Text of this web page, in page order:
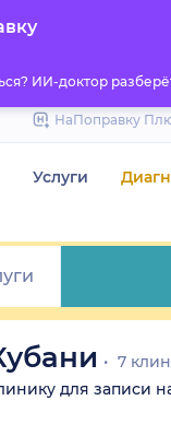
ИИ-доктор
НаПоправку
Услуги
7
для записи